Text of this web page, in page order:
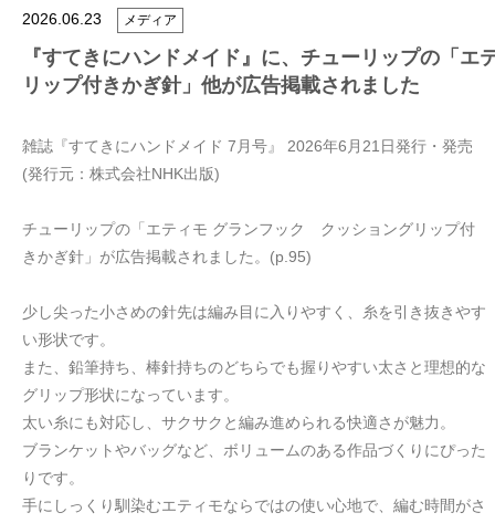
2026.06.23 メディア
『すてきにハンドメイド』に、チューリップの「
リップ付きかぎ針」他が広告掲載されました
雑誌『すてきにハンドメイド 7月号』 2026年6月21日発行・発売
(発行元：株式会社NHK出版)
チューリップの「エティモ グランフック クッショングリップ付
きかぎ針」が広告掲載されました。(p.95)
少し尖った小さめの針先は編み目に入りやすく、糸を引き抜きやす
い形状です。
また、鉛筆持ち、棒針持ちのどちらでも握りやすい太さと理想的な
グリップ形状になっています。
太い糸にも対応し、サクサクと編み進められる快適さが魅力。
ブランケットやバッグなど、ボリュームのある作品づくりにぴった
りです。
手にしっくり馴染むエティモならではの使い心地で、編む時間がさ